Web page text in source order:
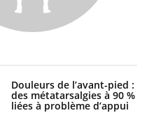
Douleurs de l’avant-pied :
des métatarsalgies à 90 %
liées à problème d’appui